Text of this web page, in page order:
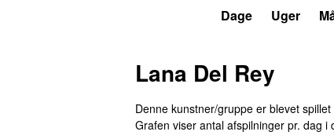
Dage Uger
Lana Del Rey
Denne kunstner/gruppe er blevet spillet
Grafen viser antal afspilninger pr. dag i